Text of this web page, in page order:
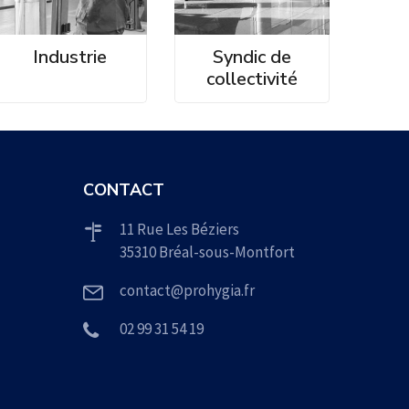
Industrie
Syndic de
collectivité
CONTACT
11 Rue Les Béziers
35310 Bréal-sous-Montfort
contact@prohygia.fr
02 99 31 54 19